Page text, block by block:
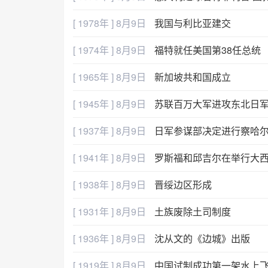
[ 1978年 ] 8月9日
我国与利比亚建交
[ 1974年 ] 8月9日
福特就任美国第38任总统
[ 1965年 ] 8月9日
新加坡共和国成立
[ 1945年 ] 8月9日
苏联百万大军进攻东北日军
[ 1937年 ] 8月9日
日军参谋部决定进行察哈
[ 1941年 ] 8月9日
罗斯福和邱吉尔在举行大
[ 1938年 ] 8月9日
晋绥边区形成
[ 1931年 ] 8月9日
土族废除土司制度
[ 1936年 ] 8月9日
沈从文的《边城》出版